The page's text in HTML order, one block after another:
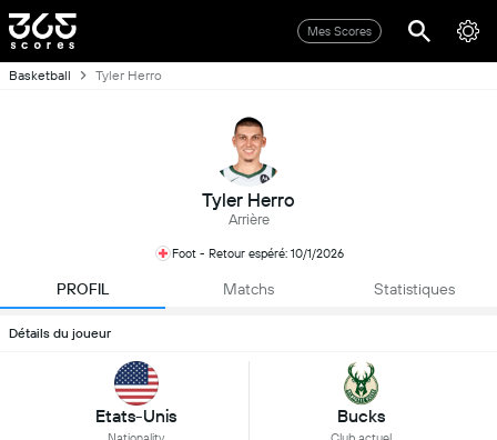
Mes Scores
Basketball Tyler Herro
Tyler Herro
Arrière
Foot - Retour espéré: 10/1/2026
PROFIL Matchs Statistiques
Détails du joueur
Etats-Unis Bucks